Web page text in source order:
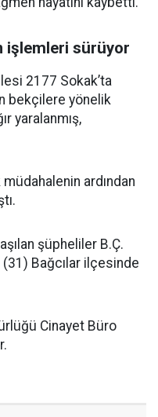
işlemleri sürüyor
2177 Sokak’ta
bekçilere yönelik
yaralanmış,
ardından
şüpheliler B.Ç.
(31) Bağcılar ilçesinde
Cinayet Büro